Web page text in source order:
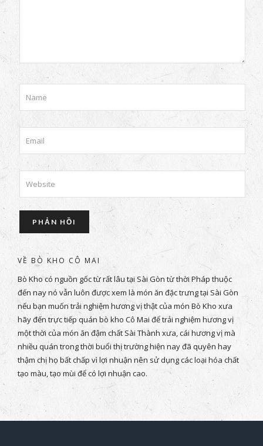
VỀ BÒ KHO CÔ MAI
Bò Kho có nguồn gốc từ rất lâu tại Sài Gòn từ thời Pháp thuộc
đến nay nó vẫn luôn được xem là món ăn đặc trưng tại Sài Gòn
nếu bạn muốn trải nghiệm hương vị thật của món Bò Kho xưa
hãy đến trực tiếp quán bò kho Cô Mai để trải nghiệm hương vị
một thời của món ăn đậm chất Sài Thành xưa, cái hương vị mà
nhiều quán trong thời buổi thị trường hiện nay đã quyên hay
thậm chị họ bất chấp vì lợi nhuận nên sử dụng các loại hóa chất
tạo màu, tạo mùi để có lợi nhuận cao.